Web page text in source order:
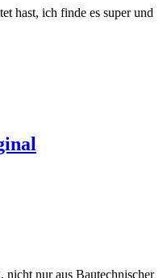
hast, ich finde es super und
nicht nur aus Bautechnischer